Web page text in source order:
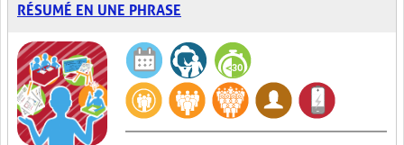
RÉSUMÉ EN UNE PHRASE